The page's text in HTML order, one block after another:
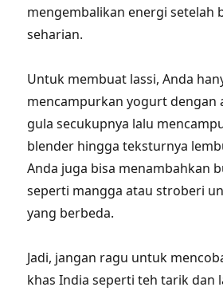
mengembalikan energi setelah
seharian.
Untuk membuat lassi, Anda
mencampurkan yogurt dengan
gula secukupnya lalu
blender hingga teksturnya
Anda juga bisa menambahkan
seperti mangga atau stroberi
yang berbeda.
Jadi, jangan ragu untuk
khas India seperti teh tarik dan